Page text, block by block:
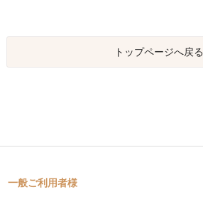
トップページへ戻る
一般ご利用者様